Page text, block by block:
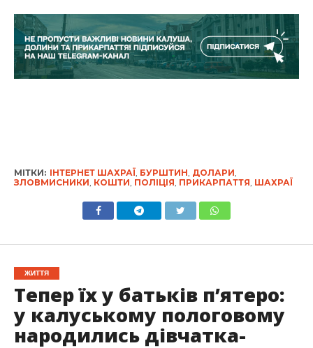
МІТКИ: ІНТЕРНЕТ ШАХРАЇ, БУРШТИН, ДОЛАРИ,
ЗЛОВМИСНИКИ, КОШТИ, ПОЛІЦІЯ, ПРИКАРПАТТЯ, ШАХРАЇ
ЖИТТЯ
Тепер їх у батьків пʼятеро:
у калуському пологовому
народились дівчатка-